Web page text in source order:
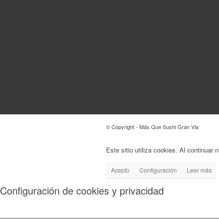
© Copyright - Más Que Sushi Gran Via
Este sitio utiliza cookies. Al continuar
Acepto Configuración Leer más
Configuración de cookies y privacidad